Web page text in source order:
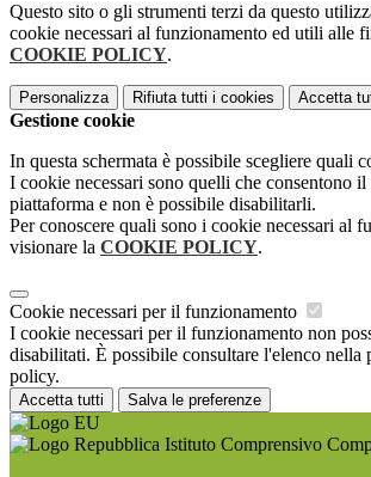
Questo sito o gli strumenti terzi da questo
cookie necessari al funzionamento ed utili alle
COOKIE POLICY.
Personalizza Rifiuta tutti i cookies Accetta
Gestione cookie
In questa schermata è possibile scegliere quali
I cookie necessari sono quelli che consentono
piattaforma e non è possibile disabilitarli.
Per conoscere quali sono i cookie necessari al
visionare la COOKIE POLICY.
Cookie necessari per il funzionamento
I cookie necessari per il funzionamento non
disabilitati. È possibile consultare l'elenco nella
policy.
Accetta tutti Salva le preferenze
Istituto Comprensivo